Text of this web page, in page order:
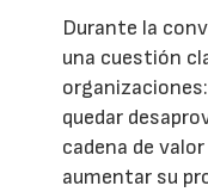
Durante la
una cuestión
quedar
cadena de
aumentar su